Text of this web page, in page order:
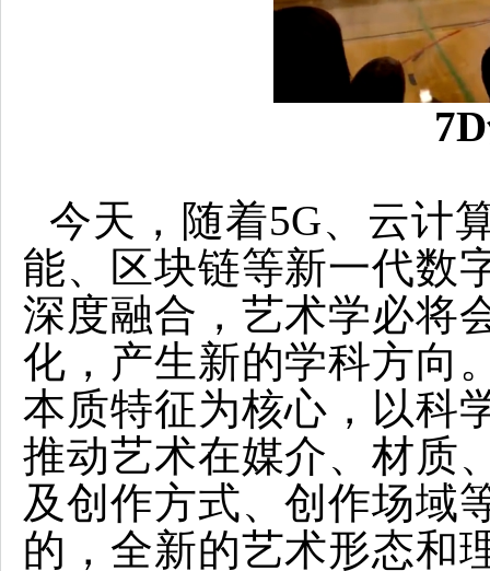
今天，随着5G、云计
能、区块链等新一代数
深度融合，艺术学必将
化，产生新的学科方向
本质特征为核心，以科
推动艺术在媒介、材质
及创作方式、创作场域
的，全新的艺术形态和